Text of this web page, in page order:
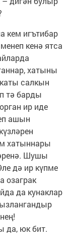
кем игътибар
кенә ятса
хатыны
салкын
тә барды
ир иде
ашын
хатыннары
Шушы
дә ир күпме
озаграк
да кунаклар
да, юк бит.